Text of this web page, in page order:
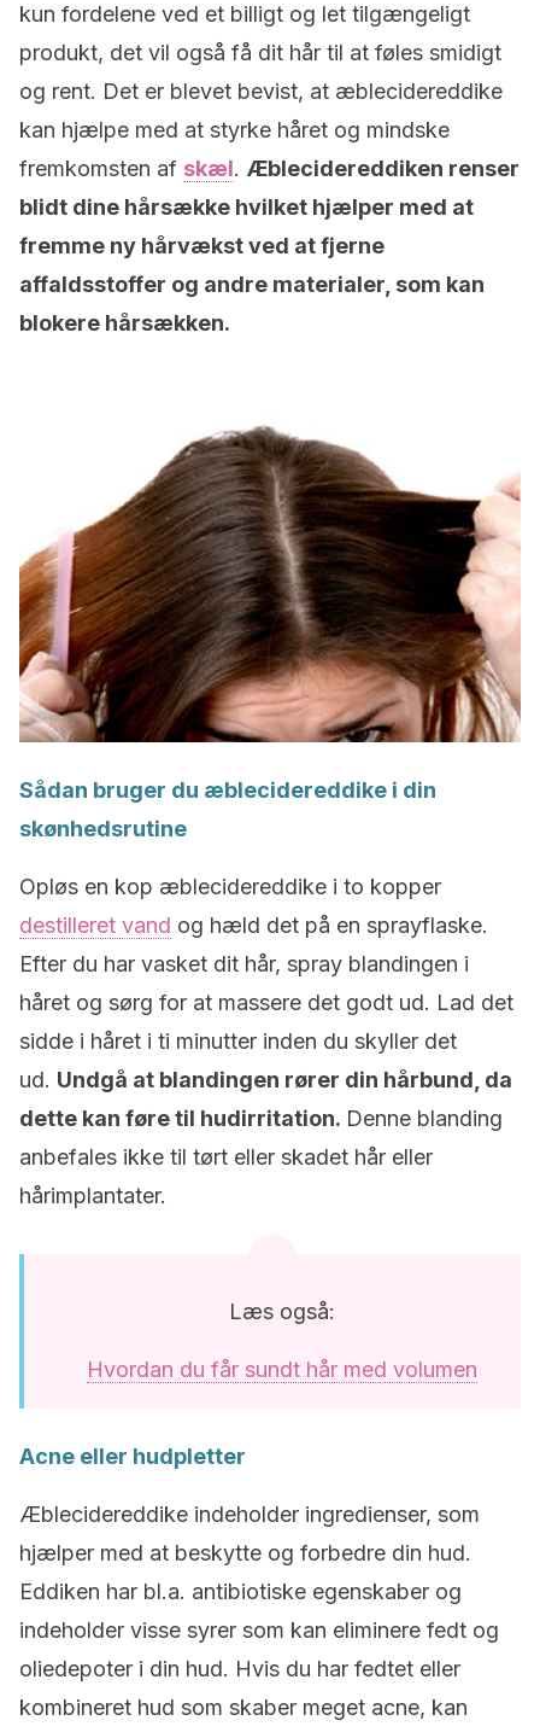
kun fordelene ved et billigt og let tilgængeligt
produkt, det vil også få dit hår til at føles smidigt
og rent. Det er blevet bevist, at æblecidereddike
kan hjælpe med at styrke håret og mindske
fremkomsten af skæl. Æblecidereddiken renser
blidt dine hårsække hvilket hjælper med at
fremme ny hårvækst ved at fjerne
affaldsstoffer og andre materialer, som kan
blokere hårsækken.
Sådan bruger du æblecidereddike i din
skønhedsrutine
Opløs en kop æblecidereddike i to kopper
destilleret vand og hæld det på en sprayflaske.
Efter du har vasket dit hår, spray blandingen i
håret og sørg for at massere det godt ud. Lad det
sidde i håret i ti minutter inden du skyller det
ud. Undgå at blandingen rører din hårbund, da
dette kan føre til hudirritation. Denne blanding
anbefales ikke til tørt eller skadet hår eller
hårimplantater.
Læs også:
Hvordan du får sundt hår med volumen
Acne eller hudpletter
Æblecidereddike indeholder ingredienser, som
hjælper med at beskytte og forbedre din hud.
Eddiken har bl.a. antibiotiske egenskaber og
indeholder visse syrer som kan eliminere fedt og
oliedepoter i din hud. Hvis du har fedtet eller
kombineret hud som skaber meget acne, kan